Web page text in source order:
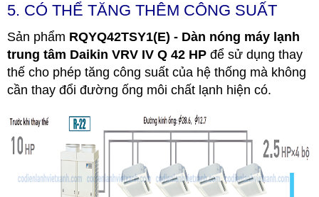
5. CÓ THỂ TĂNG THÊM CÔNG SUẤT
Sản phẩm RQYQ42TSY1(E) - Dàn nóng máy lạnh
trung tâm Daikin VRV IV Q 42 HP để sử dụng thay
thế cho phép tăng công suất của hệ thống mà không
cần thay đổi đường ống môi chất lạnh hiện có.